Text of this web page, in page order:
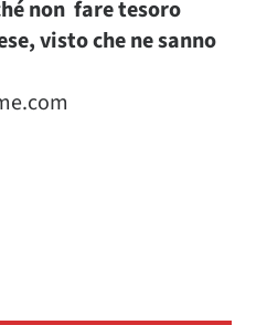
non fare tesoro
visto che ne sanno